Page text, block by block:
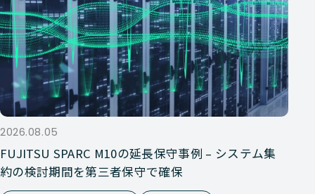
2026.08.05
FUJITSU SPARC M10の延長保守事例 – システム集
約の検討期間を第三者保守で確保